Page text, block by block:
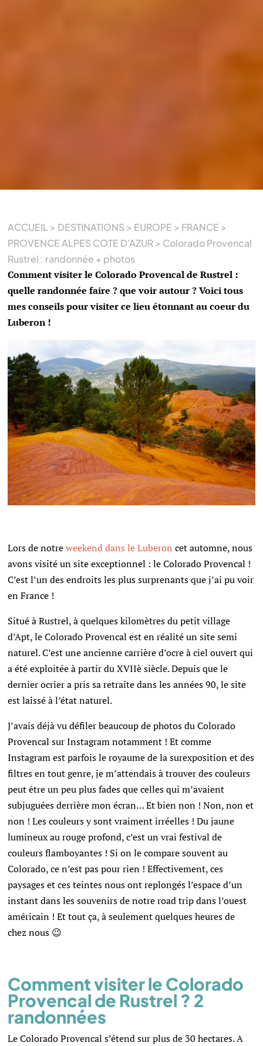
ACCUEIL > DESTINATIONS> EUROPE > FRANCE >
PROVENCE ALPES COTE D'AZUR> Colorado Provencal
Rustrel : randonnée + photos
Comment visiter le Colorado Provencal de Rustrel :
quelle randonnée faire ? que voir autour ? Voici tous
mes conseils pour visiter ce lieu étonnant au coeur du
Luberon !
Lors de notreweekend dans le Luberon cet automne, nous
avons visité un site exceptionnel : le Colorado Provencal !
C’est l’un des endroits les plus surprenants que j’ai pu voir
en France !
Situé à Rustrel, à quelques kilomètres du petit village
d’Apt, le Colorado Provencal est en réalité un site semi
naturel. C’est une ancienne carrière d’ocre à ciel ouvert qui
a été exploitée à partir du XVIIè siècle. Depuis que le
dernier ocrier a pris sa retraite dans les années 90, le site
est laissé à l’état naturel.
J’avais déjà vu défiler beaucoup de photos du Colorado
Provencal sur Instagram notamment ! Et comme
Instagram est parfois le royaume de la surexposition et des
filtres en tout genre, je m’attendais à trouver des couleurs
peut être un peu plus fades que celles qui m’avaient
subjuguées derrière mon écran… Et bien non ! Non, non et
non ! Les couleurs y sont vraiment irréelles ! Du jaune
lumineux au rouge profond, c’est un vrai festival de
couleurs flamboyantes ! Si on le compare souvent au
Colorado, ce n’est pas pour rien ! Effectivement, ces
paysages et ces teintes nous ont replongés l’espace d’un
instant dans les souvenirs de notre road trip dans l’ouest
américain ! Et tout ça, à seulement quelques heures de
chez nous 😉
Comment visiter le Colorado
Provencal de Rustrel ? 2
randonnées
Le Colorado Provencal s’étend sur plus de 30 hectares.A